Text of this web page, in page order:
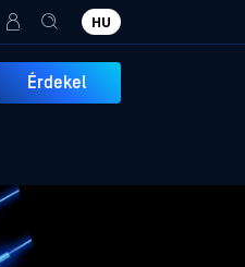
HU
Érdekel